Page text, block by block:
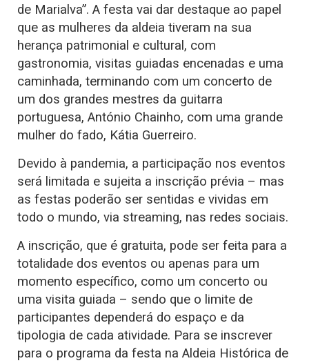
de Marialva”. A festa vai dar destaque ao papel
que as mulheres da aldeia tiveram na sua
herança patrimonial e cultural, com
gastronomia, visitas guiadas encenadas e uma
caminhada, terminando com um concerto de
um dos grandes mestres da guitarra
portuguesa, António Chainho, com uma grande
mulher do fado, Kátia Guerreiro.
Devido à pandemia, a participação nos eventos
será limitada e sujeita a inscrição prévia – mas
as festas poderão ser sentidas e vividas em
todo o mundo, via streaming, nas redes sociais.
A inscrição, que é gratuita, pode ser feita para a
totalidade dos eventos ou apenas para um
momento específico, como um concerto ou
uma visita guiada – sendo que o limite de
participantes dependerá do espaço e da
tipologia de cada atividade. Para se inscrever
para o programa da festa na Aldeia Histórica de